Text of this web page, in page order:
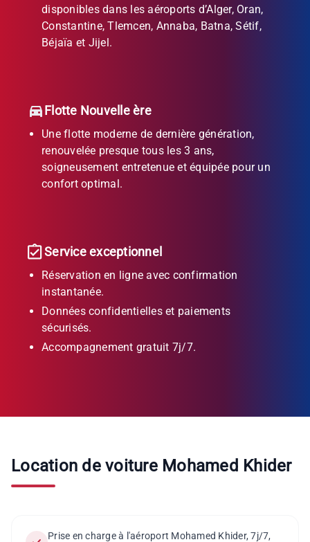
disponibles dans les aéroports d’Alger, Oran,
Constantine, Tlemcen, Annaba, Batna, Sétif,
Béjaïa et Jijel.
Flotte Nouvelle ère
Une flotte moderne de dernière génération,
renouvelée presque tous les 3 ans,
soigneusement entretenue et équipée pour un
confort optimal.
Service exceptionnel
Réservation en ligne avec confirmation
instantanée.
Données confidentielles et paiements
sécurisés.
Accompagnement gratuit 7j/7.
Location de voiture Mohamed Khider
Prise en charge à l'aéroport Mohamed Khider, 7j/7,